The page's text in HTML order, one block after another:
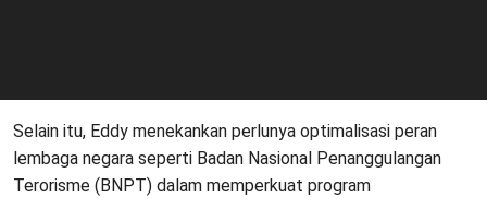
Selain itu, Eddy menekankan perlunya optimalisasi peran
lembaga negara seperti Badan Nasional Penanggulangan
Terorisme (BNPT) dalam memperkuat program